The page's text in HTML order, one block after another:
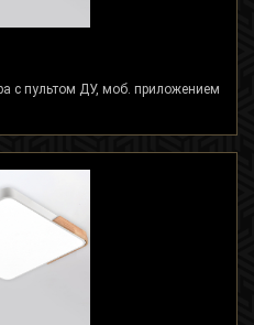
с пультом ДУ, моб. приложением